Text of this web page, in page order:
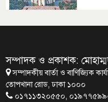
সম্পাদক ও প্রকাশক:
সম্পাদকীয় বার্তা ও বাণিজ্যিক
তোপখানা রোড, ঢাকা ১০০০
০১৭১১৩২০৫৫০,